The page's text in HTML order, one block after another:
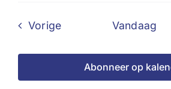
VorigeEvenementenVandaag
Abonneer op